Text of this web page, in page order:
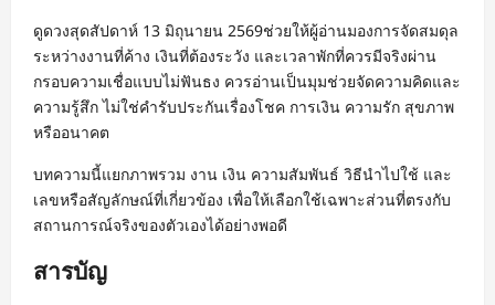
ดูดวงสุดสัปดาห์ 13 มิถุนายน 2569ช่วยให้ผู้อ่านมองการจัดสมดุล
ระหว่างงานที่ค้าง เงินที่ต้องระวัง และเวลาพักที่ควรมีจริงผ่าน
กรอบความเชื่อแบบไม่ฟันธง ควรอ่านเป็นมุมช่วยจัดความคิดและ
ความรู้สึก ไม่ใช่คำรับประกันเรื่องโชค การเงิน ความรัก สุขภาพ
หรืออนาคต
บทความนี้แยกภาพรวม งาน เงิน ความสัมพันธ์ วิธีนำไปใช้ และ
เลขหรือสัญลักษณ์ที่เกี่ยวข้อง เพื่อให้เลือกใช้เฉพาะส่วนที่ตรงกับ
สถานการณ์จริงของตัวเองได้อย่างพอดี
สารบัญ